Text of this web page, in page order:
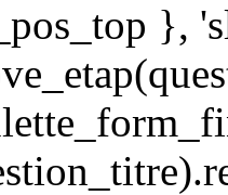
},